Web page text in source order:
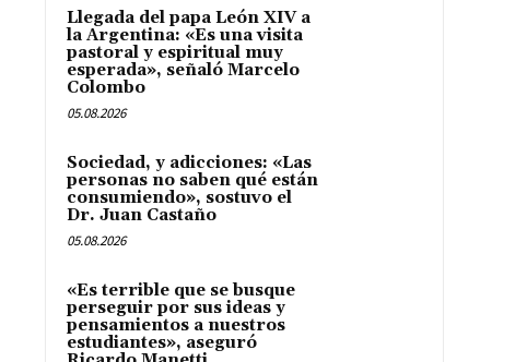
Llegada del papa León XIV a
la Argentina: «Es una visita
pastoral y espiritual muy
esperada», señaló Marcelo
Colombo
05.08.2026
Sociedad, y adicciones: «Las
personas no saben qué están
consumiendo», sostuvo el
Dr. Juan Castaño
05.08.2026
«Es terrible que se busque
perseguir por sus ideas y
pensamientos a nuestros
estudiantes», aseguró